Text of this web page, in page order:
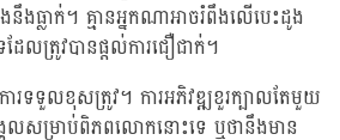
ងធ្លាក់។ គ្មានអ្នកណាអាចរំពឹងលើបេះដូង
ែលត្រូវបានផ្តល់ការជឿជាក់។
រទទួលខុសត្រូវ។ ការអភិវឌ្ឍខួរក្បាលតែមួយ
លសម្រាប់ពិភពលោកនោះទេ ឬថានឹងមាន